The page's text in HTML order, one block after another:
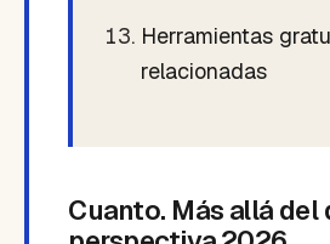
Herramientas
relacionadas
Cuanto. Más allá del